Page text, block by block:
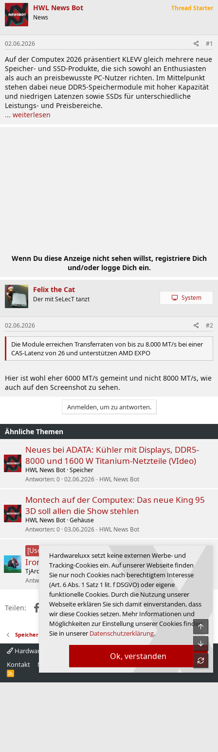
s
t
e
e
r
s
t
a
m
HWL News Bot
News
Thread Starter
02.06.2026 #1
Auf der Computex 2026 präsentiert KLEVV gleich mehrere neue
Speicher- und SSD-Produkte, die sich sowohl an Enthusiasten
als auch an preisbewusste PC-Nutzer richten. Im Mittelpunkt
stehen dabei neue DDR5-Speichermodule mit hoher Kapazität
und niedrigen Latenzen sowie SSDs für unterschiedliche
Leistungs- und Preisbereiche.
... weiterlesen
Wenn Du diese Anzeige nicht sehen willst, registriere Dich
und/oder logge Dich ein.
Felix the Cat
Der mit SeLecT tanzt System
02.06.2026 #2
Die Module erreichen Transferraten von bis zu 8.000 MT/s bei einer
CAS-Latenz von 26 und unterstützen AMD EXPO
Hier ist wohl eher 6000 MT/s gemeint und nicht 8000 MT/s, wie
auch auf den Screenshot zu sehen.
Anmelden, um zu antworten.
Ähnliche Themen
Neues bei ADATA: Kühler mit Displays, DDR5-
8000 und 1600 W Titanium-Netzteile (VIdeo)
HWL News Bot Speicher
Antworten 0 02.06.2026 HWL News Bot
Montech auf der Computex: Das neue King 95
3D soll allen die Show stehlen
HWL News Bot Gehäuse
Antworten 0 03.06.2026 HWL News Bot
[User-Review]
IronWolf 4TB im Hardwareluxx Lesertest
TjArden
(Home-) Server/Workstation Forum
Antworten
28.07.2026 Ceiber3
Teilen: FacebookX (Twitter)
RedditWhatsApp
E-MailLink
Speicher
Hardwareluxx 4.0
Kontakt
Nutzungsbedingungen Startseite
R
Ok, verstanden
Hardwareluxx setzt keine externen Werbe- und
Tracking-Cookies ein. Auf unserer Webseite finden
Sie nur noch Cookies nach berechtigtem Interesse
(Art. 6 Abs. 1 Satz 1 lit. f DSGVO) oder eigene
funktionelle Cookies. Durch die Nutzung unserer
Webseite erklären Sie sich damit einverstanden, dass
wir diese Cookies setzen. Mehr Informationen und
Möglichkeiten zur Einstellung unserer Cookies finden
Sie in unserer Datenschutzerklärung.